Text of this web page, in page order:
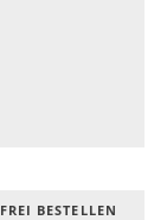
BESTELLEN